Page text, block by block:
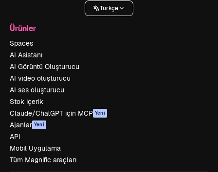
Türkçe
Ürünler
Spaces
AI Asistanı
AI Görüntü Oluşturucu
AI video oluşturucu
AI ses oluşturucu
Stok içerik
Claude/ChatGPT için MCP Yeni
Ajanlar Yeni
API
Mobil Uygulama
Tüm Magnific araçları